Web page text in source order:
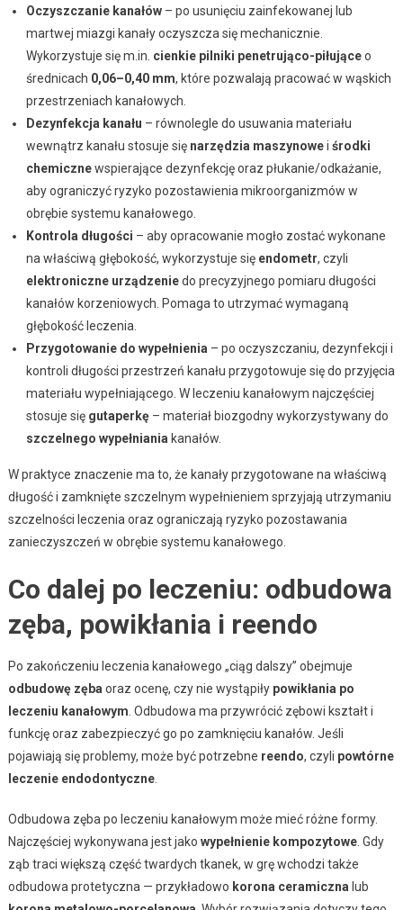
Oczyszczanie kanałów– po usunięciu zainfekowanej lub
martwej miazgi kanały oczyszcza się mechanicznie.
Wykorzystuje się m.in. cienkie pilniki penetrująco-piłująceo
średnicach 0,06–0,40 mm, które pozwalają pracować w wąskich
przestrzeniach kanałowych.
Dezynfekcja kanału – równolegle do usuwania materiału
wewnątrz kanału stosuje się narzędzia maszynowei środki
chemicznewspierające dezynfekcję oraz płukanie/odkażanie,
aby ograniczyć ryzyko pozostawienia mikroorganizmów w
obrębie systemu kanałowego.
Kontrola długości – aby opracowanie mogło zostać wykonane
na właściwą głębokość, wykorzystuje się endometr, czyli
elektroniczne urządzeniedo precyzyjnego pomiaru długości
kanałów korzeniowych. Pomaga to utrzymać wymaganą
głębokość leczenia.
Przygotowanie do wypełnienia – po oczyszczaniu, dezynfekcji i
kontroli długości przestrzeń kanału przygotowuje się do przyjęcia
materiału wypełniającego. W leczeniu kanałowym najczęściej
stosuje się gutaperkę– materiał biozgodny wykorzystywany do
szczelnego wypełniania kanałów.
W praktyce znaczenie ma to, że kanały przygotowane na właściwą
długość i zamknięte szczelnym wypełnieniem sprzyjają utrzymaniu
szczelności leczenia oraz ograniczają ryzyko pozostawania
zanieczyszczeń w obrębie systemu kanałowego.
Co dalej po leczeniu: odbudowa
zęba, powikłania i reendo
Po zakończeniu leczenia kanałowego „ciąg dalszy” obejmuje
odbudowę zęba oraz ocenę, czy nie wystąpiły powikłania po
leczeniu kanałowym . Odbudowa ma przywrócić zębowi kształt i
funkcję oraz zabezpieczyć go po zamknięciu kanałów. Jeśli
pojawiają się problemy, może być potrzebne reendo, czyli powtórne
leczenie endodontyczne.
Odbudowa zęba po leczeniu kanałowym może mieć różne formy.
Najczęściej wykonywana jest jako wypełnienie kompozytowe. Gdy
ząb traci większą część twardych tkanek, w grę wchodzi także
odbudowa protetyczna — przykładowo korona ceramiczna lub